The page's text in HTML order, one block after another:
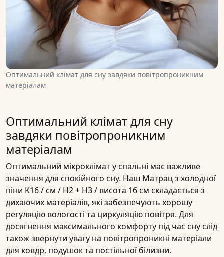
Оптимальний клімат для сну завдяки повітропроникним
матеріалам
Оптимальний клімат для сну
завдяки повітропроникним
матеріалам
Оптимальний мікроклімат у спальні має важливе
значення для спокійного сну. Наш Матрац з холодної
піни K16 / см / H2 + H3 / висота 16 см складається з
дихаючих матеріалів, які забезпечують хорошу
регуляцію вологості та циркуляцію повітря. Для
досягнення максимального комфорту під час сну слід
також звернути увагу на повітропроникні матеріали
для ковдр, подушок та постільної білизни.